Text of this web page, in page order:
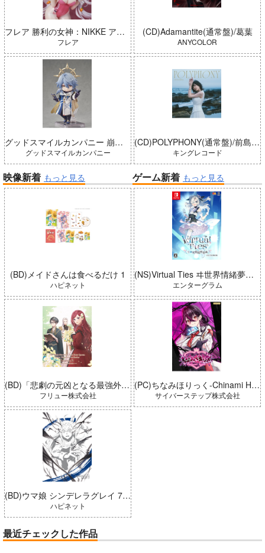
フレア 勝利の女神：NIKKE アリス：ワンダーランドバニー 完成品
フレア
グッドスマイルカンパニー 崩壊：スターレイル ねんどろいどどーる サンデー 完成品
グッドスマイルカンパニー
(CD)Adamantite(通常盤)/葛葉
ANYCOLOR
(CD)POLYPHONY(通常盤)/前島亜美
キングレコード
映像新着 もっと見る
(BD)メイドさんは食べるだけ 1
ハピネット
(BD)「悲劇の元凶となる最強外道ラスボス女王は民の為に尽くします。 Season2」BD-BOX 上巻
フリュー株式会社
(BD)ウマ娘 シンデレラグレイ 7 豪華版 (とらのあな限定版)
ハピネット
ゲーム新着 もっと見る
(NS)Virtual Ties ヰ世界情緒夢想曲 完全生産限定版
エンターグラム
(PC)ちなみほりっく-Chinami Holic 特典付き 限定ボックス
サイバーステップ株式会社
最近チェックした作品